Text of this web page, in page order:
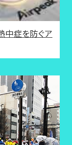
中症を防ぐア